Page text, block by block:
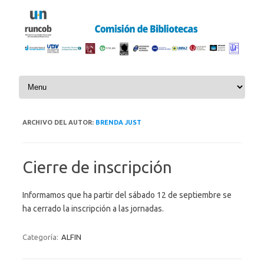
Saltar al contenido
ARCHIVO DEL AUTOR: BRENDA JUST
Cierre de inscripción
Informamos que ha partir del sábado 12 de septiembre se
ha cerrado la inscripción a las jornadas.
Categoría: ALFIN